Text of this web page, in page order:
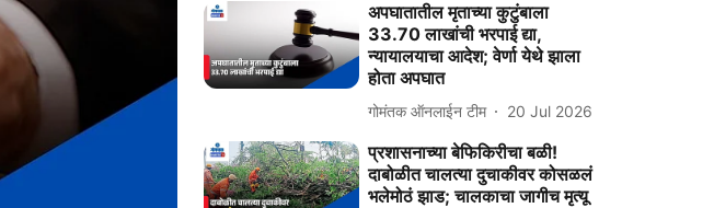
अपघातातील मृताच्या कुटुंबाला
33.70 लाखांची भरपाई द्या,
न्यायालयाचा आदेश; वेर्णा येथे झाला
होता अपघात
गोमंतक ऑनलाईन टीम 20 Jul 2026
प्रशासनाच्या बेफिकिरीचा बळी!
दाबोळीत चालत्या दुचाकीवर कोसळलं
भलेमोठं झाड; चालकाचा जागीच मृत्यू